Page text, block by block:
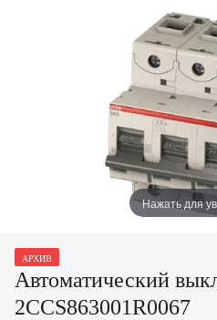
Нажать для
АРХИВ
Автоматический
2CCS863001R0067